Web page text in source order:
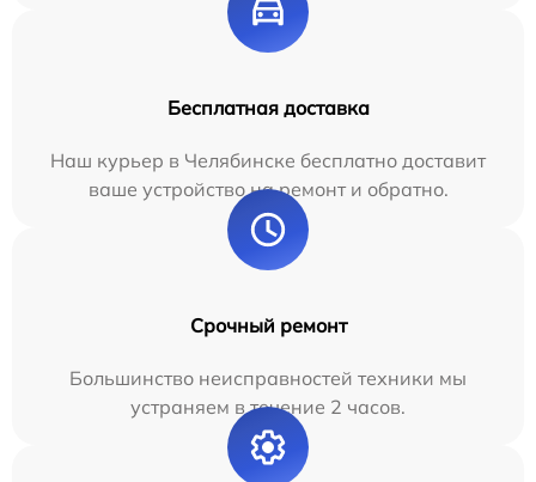
Бесплатная доставка
Наш курьер в Челябинске бесплатно доставит
ваше устройство на ремонт и обратно.
Срочный ремонт
Большинство неисправностей техники мы
устраняем в течение 2 часов.